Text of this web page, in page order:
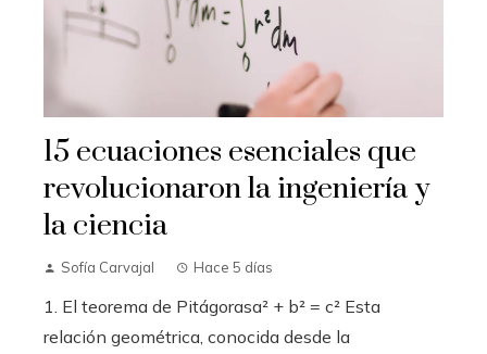
15 ecuaciones esenciales que
revolucionaron la ingeniería y
la ciencia
Sofía Carvajal Hace 5 días
1. El teorema de Pitágorasa² + b² = c² Esta
relación geométrica, conocida desde la